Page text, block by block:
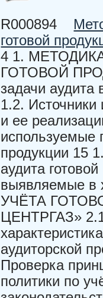
R000894
готовой
4 1.
ГОТОВОЙ
задачи аудита
1.2. Источники
и ее
используемые
продукции 15
аудита
выявляемые в
УЧЁТА
ЦЕНТРГАЗ»
аудиторской
Проверка
политики по